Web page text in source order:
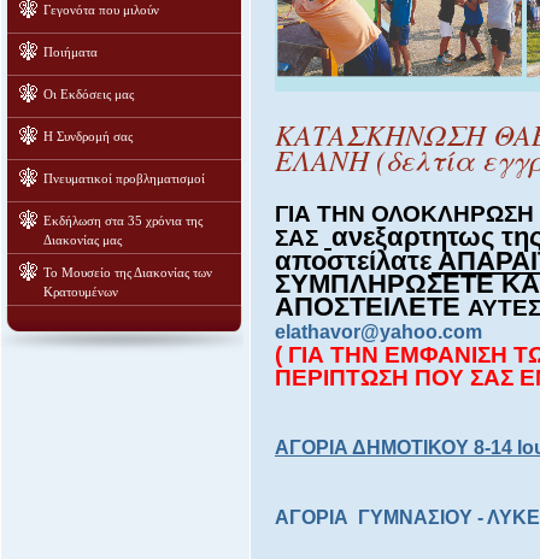
Γεγονότα που μιλούν
Ποιήματα
Οι Εκδόσεις μας
Η Συνδρομή σας
Πνευματικοί προβληματισμοί
Εκδήλωση στα 35 χρόνια της
Διακονίας μας
Το Μουσείο της Διακονίας των
Κρατουμένων
ΚΑΤΑΣΚΗΝΩΣΗ
ΕΛΑΝΗ (δελτία
ΓΙΑ ΤΗΝ
ΣΑΣ ανεξαρτητως
αποστείλατε
ΣΥΜΠΛΗΡΩΣΕΤΕ
ΑΠΟΣΤΕΙΛΕΤΕ
elathavor@yahoo.com
( ΓΙΑ ΤΗΝ ΕΜΦΑΝΙΣΗ
ΠΕΡΙΠΤΩΣΗ ΠΟΥ ΣΑΣ
ΑΓΟΡΙΑ ΔΗΜΟΤΙΚΟΥ 8-14
ΑΓΟΡΙΑ ΓΥΜΝΑΣΙΟΥ -